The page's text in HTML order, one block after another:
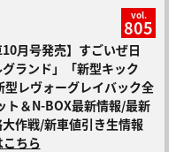
vol.
805
10月号発売】すごいぜ日
ランド」「新型キック
型レヴォーグレイバック全
ト＆N-BOX最新情報/最新
作戦/新車値引き生情報
ちら